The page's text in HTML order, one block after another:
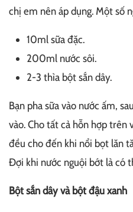
chị em nên áp dụng. Một số
10ml sữa đặc.
200ml nước sôi.
2-3 thìa bột sắn dây.
Bạn pha sữa vào nước ấm,
vào. Cho tất cả hỗn hợp trên
đều cho đến khi nổi bọt lăn
Đợi khi nước nguội bớt là có
Bột sắn dây và bột đậu xanh